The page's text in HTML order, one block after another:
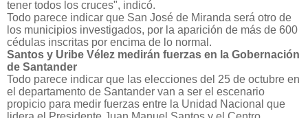
tener todos los cruces", indicó.
Todo parece indicar que San José de Miranda será otro de
los municipios investigados, por la aparición de más de 600
cédulas inscritas por encima de lo normal.
Santos y Uribe Vélez medirán fuerzas en la Gobernación
de Santander
Todo parece indicar que las elecciones del 25 de octubre en
el departamento de Santander van a ser el escenario
propicio para medir fuerzas entre la Unidad Nacional que